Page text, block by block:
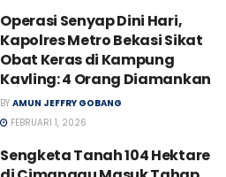
Operasi Senyap Dini Hari,
Kapolres Metro Bekasi Sikat
Obat Keras di Kampung
Kavling: 4 Orang Diamankan
BY AMUN JEFFRY GOBANG
FEBRUARI 1, 2026
Sengketa Tanah 104 Hektare